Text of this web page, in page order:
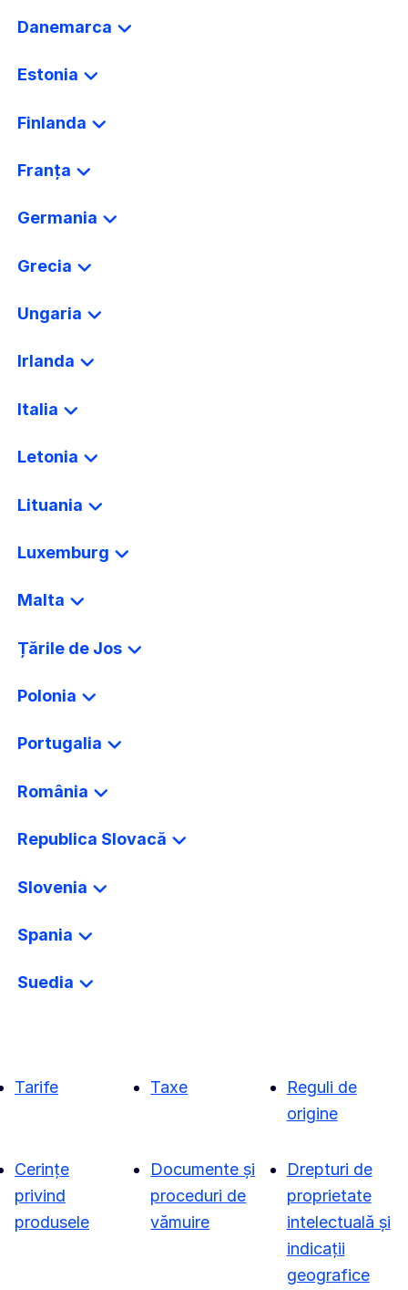
Danemarca
Estonia
Finlanda
Franța
Germania
Grecia
Ungaria
Irlanda
Italia
Letonia
Lituania
Luxemburg
Malta
Țările de Jos
Polonia
Portugalia
România
Republica Slovacă
Slovenia
Spania
Suedia
Tarife Taxe
Reguli de
origine
Cerințe
privind
produsele
Documente și
proceduri de
vămuire
Drepturi de
proprietate
intelectuală și
indicații
geografice